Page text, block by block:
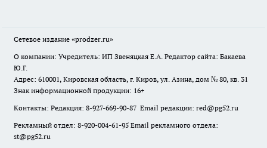
Сетевое издание «prodzer.ru»
О компании: Учредитель: ИП Звеняцкая Е.А. Редактор сайта: Бакаева
Ю.Г.
Адрес: 610001, Кировская область, г. Киров, ул. Азина, дом № 80, кв. 31
Знак информационной продукции: 16+
Контакты: Редакция: 8-927-669-90-87 Email редакции: red@pg52.ru
Рекламный отдел: 8-920-004-61-95 Email рекламного отдела:
st@pg52.ru